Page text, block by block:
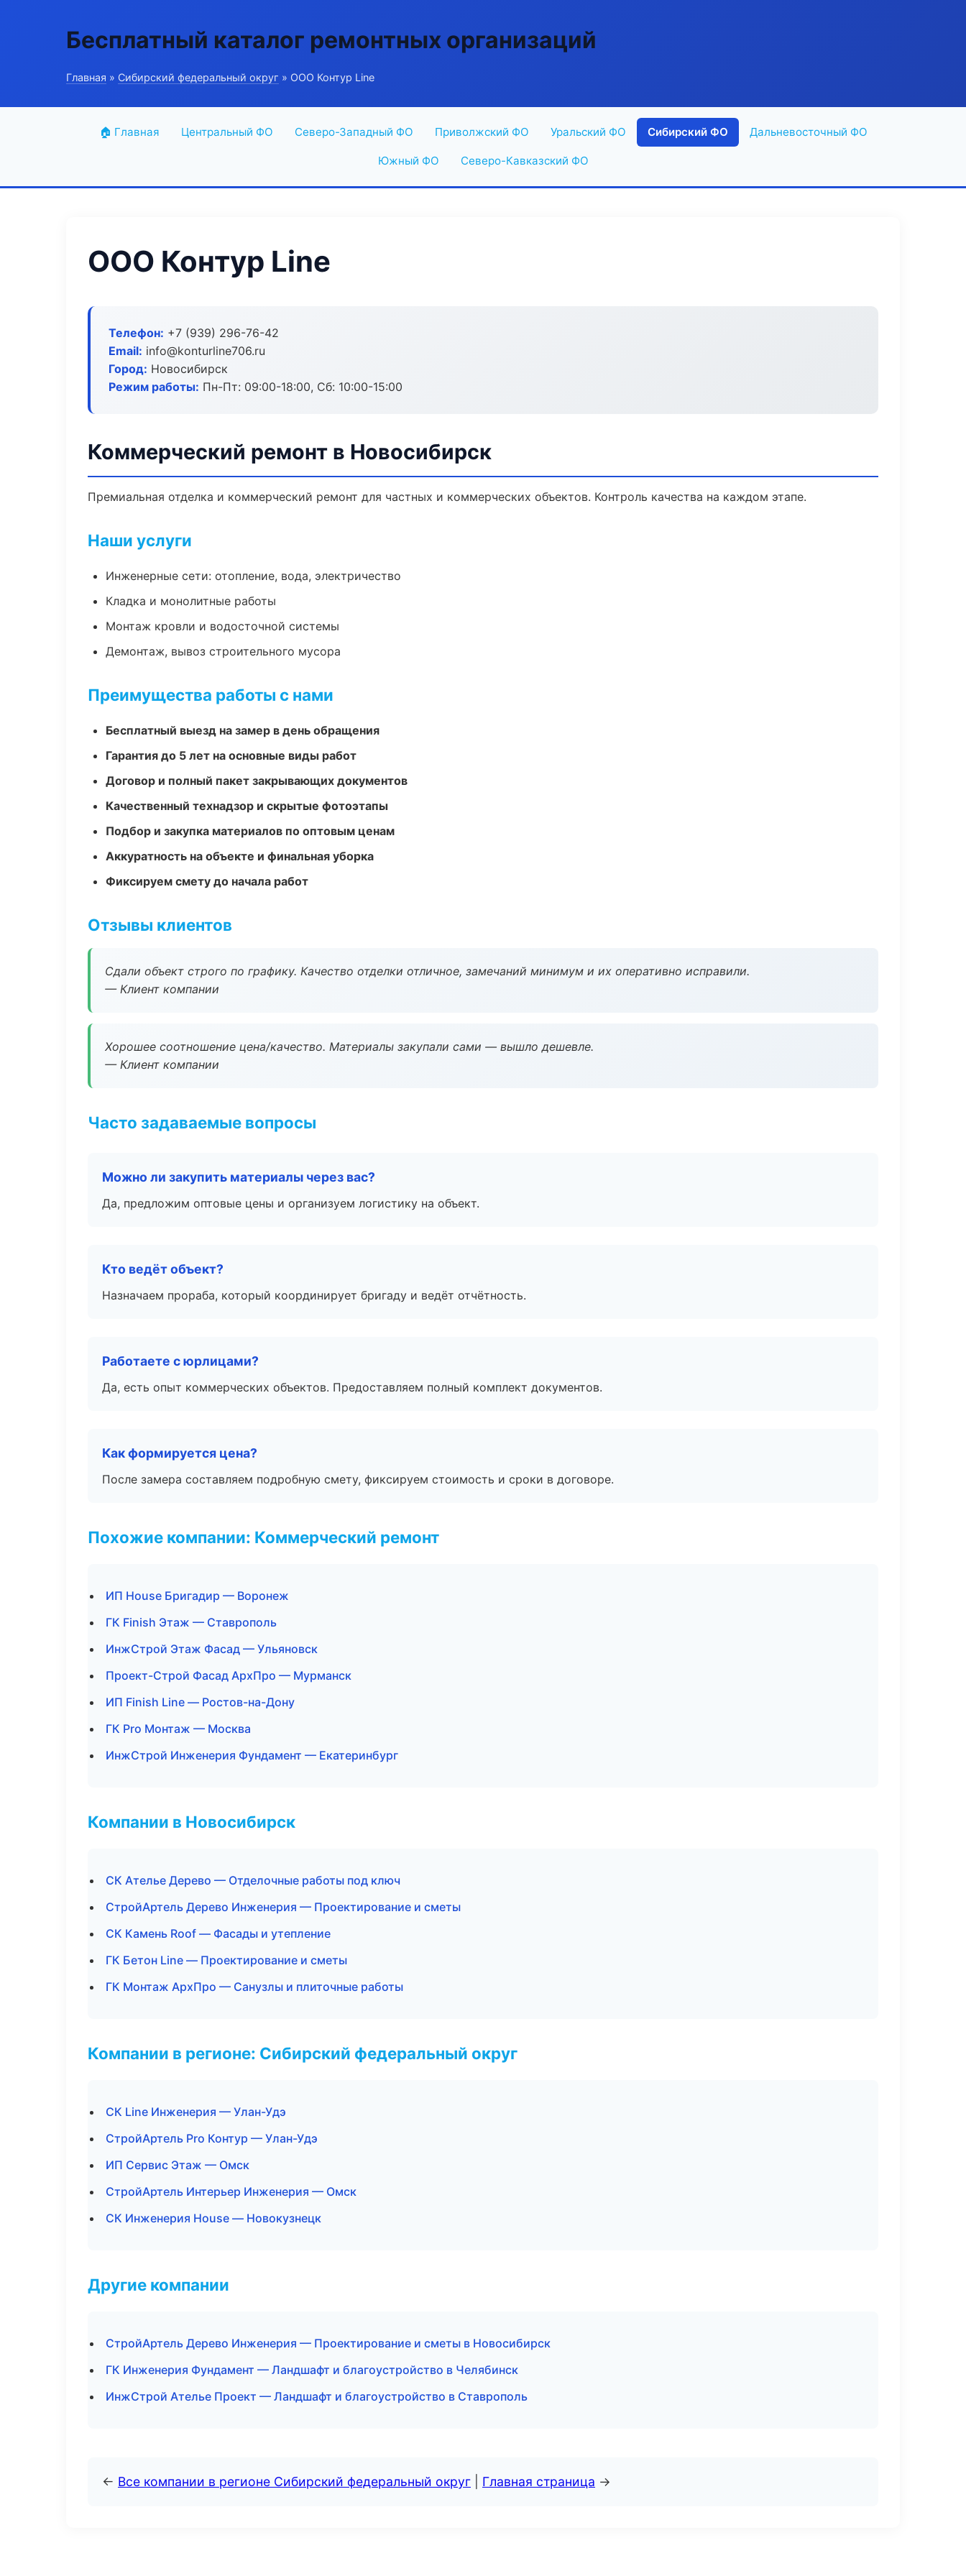
Бесплатный каталог ремонтных организаций
Главная » Сибирский федеральный округ » ООО Контур Line
🏠 Главная Центральный ФО Северо-Западный ФО Приволжский ФО Уральский ФО Сибирский ФО Дальневосточный ФО
Южный ФО Северо-Кавказский ФО
ООО Контур Line
Телефон: +7 (939) 296-76-42
Email: info@konturline706.ru
Город: Новосибирск
Режим работы: Пн-Пт: 09:00-18:00, Сб: 10:00-15:00
Коммерческий ремонт в Новосибирск
Премиальная отделка и коммерческий ремонт для частных и коммерческих объектов. Контроль качества на каждом этапе.
Наши услуги
Инженерные сети: отопление, вода, электричество
Кладка и монолитные работы
Монтаж кровли и водосточной системы
Демонтаж, вывоз строительного мусора
Преимущества работы с нами
Бесплатный выезд на замер в день обращения
Гарантия до 5 лет на основные виды работ
Договор и полный пакет закрывающих документов
Качественный технадзор и скрытые фотоэтапы
Подбор и закупка материалов по оптовым ценам
Аккуратность на объекте и финальная уборка
Фиксируем смету до начала работ
Отзывы клиентов
Сдали объект строго по графику. Качество отделки отличное, замечаний минимум и их оперативно исправили.
— Клиент компании
Хорошее соотношение цена/качество. Материалы закупали сами — вышло дешевле.
— Клиент компании
Часто задаваемые вопросы
Можно ли закупить материалы через вас?
Да, предложим оптовые цены и организуем логистику на объект.
Кто ведёт объект?
Назначаем прораба, который координирует бригаду и ведёт отчётность.
Работаете с юрлицами?
Да, есть опыт коммерческих объектов. Предоставляем полный комплект документов.
Как формируется цена?
После замера составляем подробную смету, фиксируем стоимость и сроки в договоре.
Похожие компании: Коммерческий ремонт
ИП House Бригадир — Воронеж
ГК Finish Этаж — Ставрополь
ИнжСтрой Этаж Фасад — Ульяновск
Проект-Строй Фасад АрхПро — Мурманск
ИП Finish Line — Ростов-на-Дону
ГК Pro Монтаж — Москва
ИнжСтрой Инженерия Фундамент — Екатеринбург
Компании в Новосибирск
СК Ателье Дерево — Отделочные работы под ключ
СтройАртель Дерево Инженерия — Проектирование и сметы
СК Камень Roof — Фасады и утепление
ГК Бетон Line — Проектирование и сметы
ГК Монтаж АрхПро — Санузлы и плиточные работы
Компании в регионе: Сибирский федеральный округ
СК Line Инженерия — Улан-Удэ
СтройАртель Pro Контур — Улан-Удэ
ИП Сервис Этаж — Омск
СтройАртель Интерьер Инженерия — Омск
СК Инженерия House — Новокузнецк
Другие компании
СтройАртель Дерево Инженерия — Проектирование и сметы в Новосибирск
ГК Инженерия Фундамент — Ландшафт и благоустройство в Челябинск
ИнжСтрой Ателье Проект — Ландшафт и благоустройство в Ставрополь
← Все компании в регионе Сибирский федеральный округ Главная страница →